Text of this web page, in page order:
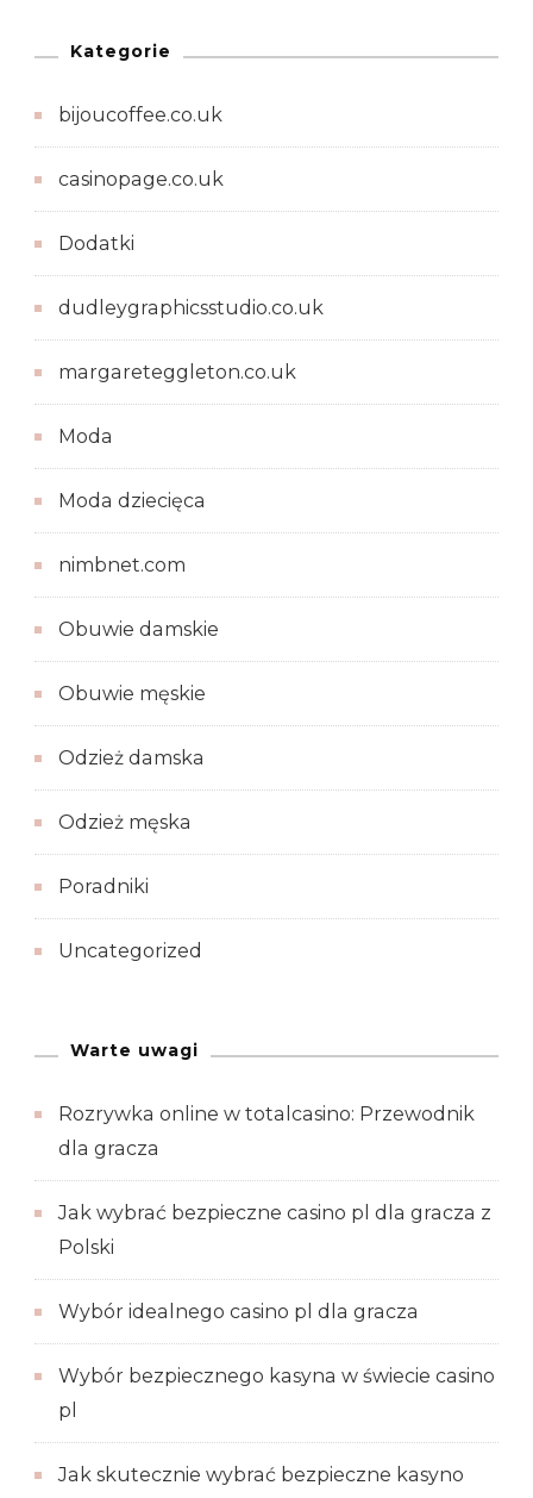
Kategorie
bijoucoffee.co.uk
casinopage.co.uk
Dodatki
dudleygraphicsstudio.co.uk
margareteggleton.co.uk
Moda
Moda dziecięca
nimbnet.com
Obuwie damskie
Obuwie męskie
Odzież damska
Odzież męska
Poradniki
Uncategorized
Warte uwagi
Rozrywka online w totalcasino: Przewodnik
dla gracza
Jak wybrać bezpieczne casino pl dla gracza z
Polski
Wybór idealnego casino pl dla gracza
Wybór bezpiecznego kasyna w świecie casino
pl
Jak skutecznie wybrać bezpieczne kasyno